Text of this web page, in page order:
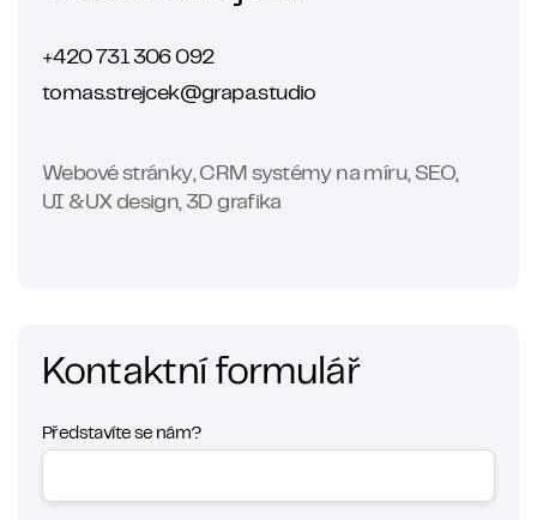
+420 731 306 092
tomas.strejcek@grapa.studio
Webové stránky, CRM systémy na míru, SEO,
UI &UX design, 3D grafika
Kontaktní formulář
Představíte se nám?